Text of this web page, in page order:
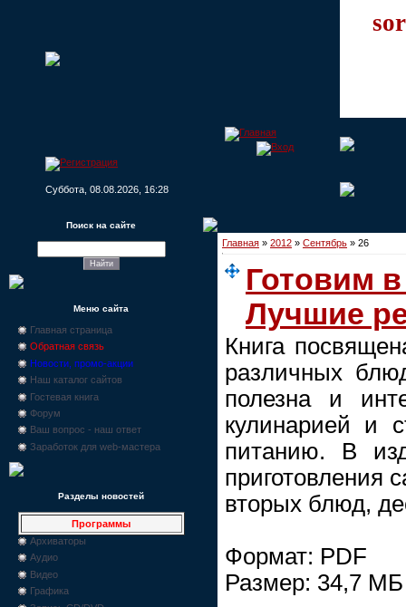
Суббота, 08.08.2026, 16:28
Поиск на сайте
Меню сайта
Главная страница
Обратная связь
Новости, промо-акции
Наш каталог сайтов
Гостевая книга
Форум
Ваш вопрос - наш ответ
Заработок для web-мастера
Разделы новостей
Программы
Архиваторы
Аудио
Видео
Графика
Главная » 2012 » Сентябрь » 26
Готовим
Лучшие
Книга
различных
полезна и
кулинарией и
питанию. В
приготовления
вторых блюд,
Формат: PDF
Размер: 34,7 МБ